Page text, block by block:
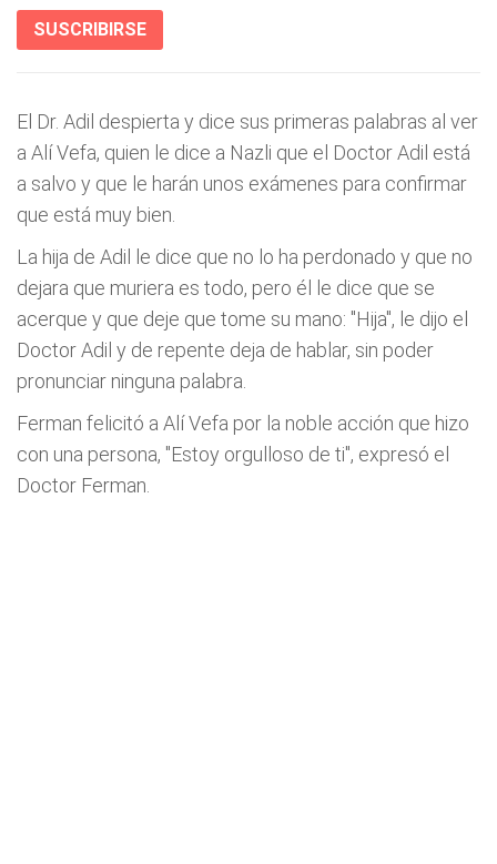
SUSCRIBIRSE
El Dr. Adil despierta y dice sus primeras palabras al ver
a Alí Vefa, quien le dice a Nazli que el Doctor Adil está
a salvo y que le harán unos exámenes para confirmar
que está muy bien.
La hija de Adil le dice que no lo ha perdonado y que no
dejara que muriera es todo, pero él le dice que se
acerque y que deje que tome su mano: "Hija", le dijo el
Doctor Adil y de repente deja de hablar, sin poder
pronunciar ninguna palabra.
Ferman felicitó a Alí Vefa por la noble acción que hizo
con una persona, "Estoy orgulloso de ti", expresó el
Doctor Ferman.